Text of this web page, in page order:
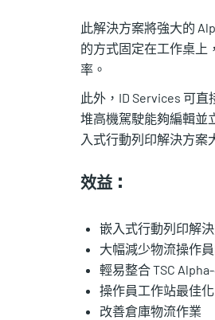
此解決方案將強大的
的方式固定在工作桌上
率。
此外，ID Services 可
堆高機駕駛能夠編輯並
入式行動列印解決方案
效益：
嵌入式行動列印解
大幅減少物流操作
輕易整合 TSC
操作員工作站最佳化
改善倉庫物流作業